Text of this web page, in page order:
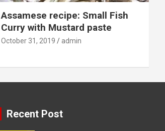
Assamese recipe: Small Fish
Curry with Mustard paste
October 31, 2019 admin
Recent Post